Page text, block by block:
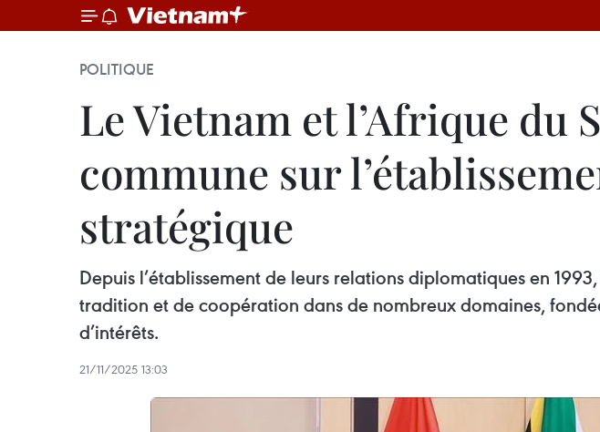
POLITIQUE
Le Vietnam et l’Afrique
commune sur
stratégique
Depuis l’établissement de leurs relations diplomatiques en
tradition et de coopération dans de nombreux domaines,
d’intérêts.
21/11/2025 13:03